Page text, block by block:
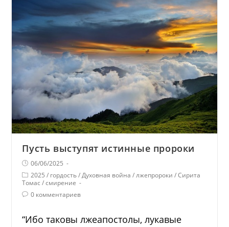
Пусть выступят истинные пророки
06/06/2025
2025 / гордость / Духовная война / лжепророки / Сирита
Томас / смирение
0 комментариев
“Ибо таковы лжеапостолы, лукавые